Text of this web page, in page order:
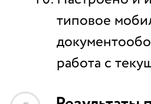
типовое
работа с